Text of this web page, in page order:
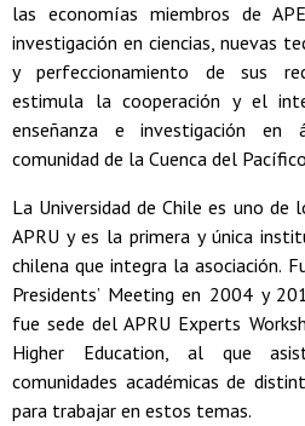
las economías miembros de
investigación en ciencias, nuevas
y perfeccionamiento de sus
estimula la cooperación y el
enseñanza e investigación en
comunidad de la Cuenca del
La Universidad de Chile es uno de
APRU y es la primera y única
chilena que integra la asociación.
Presidents’ Meeting en 2004 y
fue sede del APRU Experts
Higher Education, al que
comunidades académicas de
para trabajar en estos temas.